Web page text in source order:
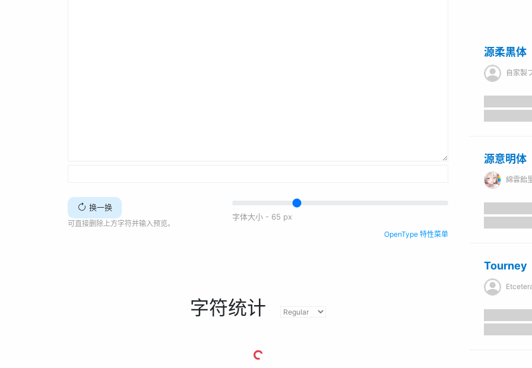
换一换
可直接删除上方字符并输入预览。
字体大小 - 65 px
OpenType 特性菜单
字符统计
源柔黑体
自家製フォ
源意明体
綿雲飴
Tourney
Etcetera